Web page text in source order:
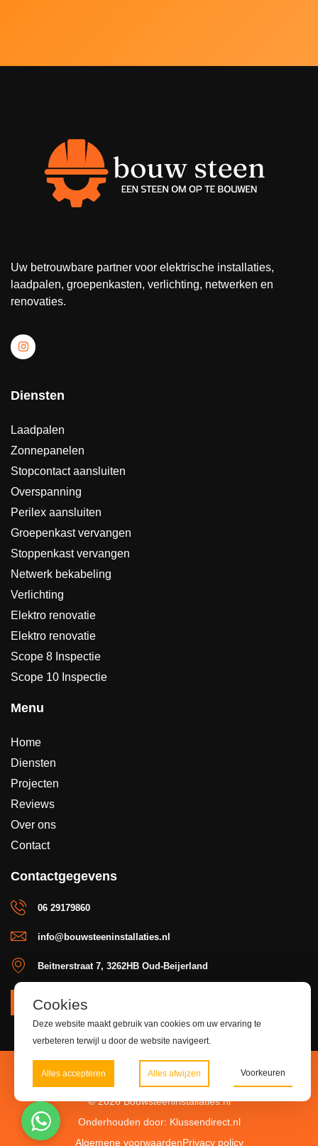
Uw betrouwbare partner voor elektrische installaties,
laadpalen, groepenkasten, verlichting, netwerken en
renovaties.
Diensten
Laadpalen
Zonnepanelen
Stopcontact aansluiten
Overspanning
Perilex aansluiten
Groepenkast vervangen
Stoppenkast vervangen
Netwerk bekabeling
Verlichting
Elektro renovatie
Elektro renovatie
Scope 8 Inspectie
Scope 10 Inspectie
Menu
Home
Diensten
Projecten
Reviews
Over ons
Contact
Contactgegevens
06 29179860
info@bouwsteeninstallaties.nl
Beitnerstraat 7, 3262HB Oud-Beijerland
OFFERTE
© 2026 Bouwsteeninstallaties.nl
Onderhouden door: Klussendirect.nl
Algemene voorwaardenPrivacy policy
Cookies
Deze website maakt gebruik van cookies om uw ervaring te
verbeteren terwijl u door de website navigeert.
Alles accepteren Alles afwijzen Voorkeuren